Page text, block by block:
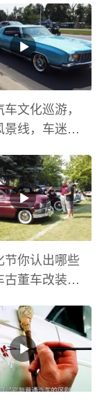
文化巡游，
景线，车迷的
节你认出哪些
董车改装车